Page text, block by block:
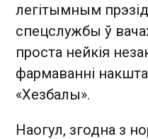
легітымным
спецслужбы ў
проста нейкія
фармаванні
«Хезбалы».
Наогул, згодна з